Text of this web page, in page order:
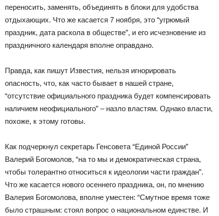
переносить, заменять, объединять в блоки для удобства
отдыхающих. Что же касается 7 ноября, это “угрюмый
праздник, дата раскола в обществе”, и его исчезновение из
праздничного календаря вполне оправдано.
Правда, как пишут Известия, нельзя игнорировать
опасность, что, как часто бывает в нашей стране,
“отсутствие официального праздника будет компенсировать
наличием неофициального” – назло властям. Однако власти,
похоже, к этому готовы.
Как подчеркнул секретарь Генсовета “Единой России”
Валерий Богомолов, “на то мы и демократическая страна,
чтобы толерантно относиться к идеологии части граждан”.
Что же касается нового осеннего праздника, он, по мнению
Валерия Богомолова, вполне уместен: “Смутное время тоже
было страшным: стоял вопрос о национальном единстве. И